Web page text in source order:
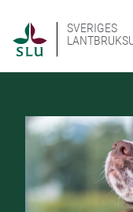
SVERIGES